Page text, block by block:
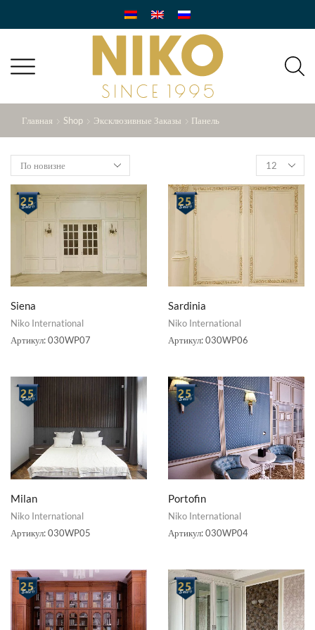
Главная Shop Эксклюзивные Заказы Панель
Products
per
page
Siena
Niko International
Артикул:030WP07
Sardinia
Niko International
Артикул:030WP06
Milan
Niko International
Артикул:030WP05
Portofin
Niko International
Артикул:030WP04